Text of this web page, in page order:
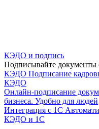
КЭДО и подпись
Подписывайте документы
КЭДО Подписание
КЭДО
Онлайн-подписание
бизнеса. Удобно для людей
Интеграция с 1С
КЭДО и 1С